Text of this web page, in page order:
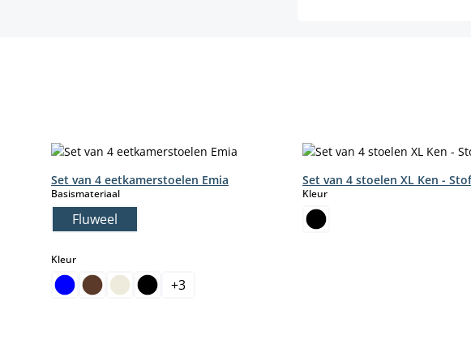
Set van 4 eetkamerstoelen Emia
Basismateriaalselect
Fluweel
Kleurselect
+3
Set van 4 stoelen XL Ken - Stof
Kleurselect